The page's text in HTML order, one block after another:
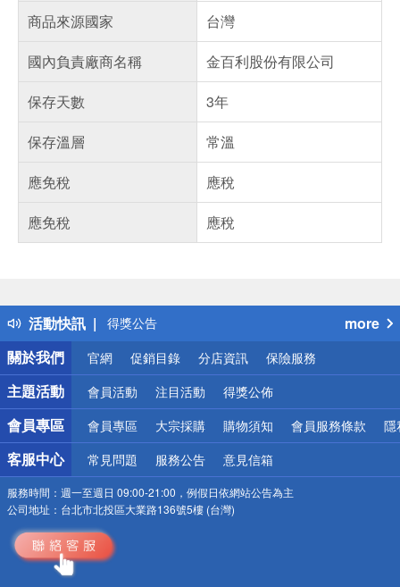
商品來源國家
台灣
國內負責廠商名稱
金百利股份有限公司
保存天數
3年
保存溫層
常溫
應免稅
應稅
應免稅
應稅
活動快訊
得獎公告
熱門話題
銀行優惠
偏遠地區配送
詐騙網頁！請小心！
more
關於我們
官網 促銷目錄 分店資訊 保險服務
主題活動 會員活動 注目活動 得獎公佈
會員專區 會員專區 大宗採購 購物須知 會員服務條款 隱
客服中心 常見問題 服務公告 意見信箱
服務時間： 週一至週日 09:00-21:00，例假日依網站公告為主
公司地址： 台北市北投區大業路136號5樓 (台灣)